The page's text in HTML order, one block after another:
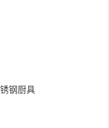
钢厨具